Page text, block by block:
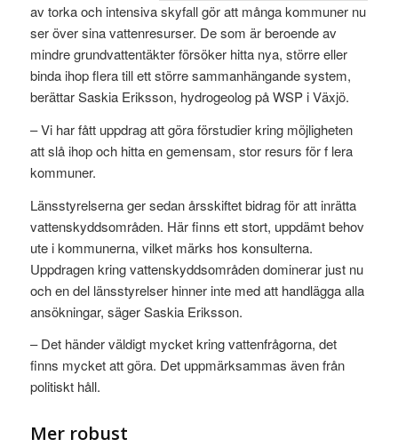
av torka och intensiva skyfall gör att många kommuner nu
ser över sina vattenresurser. De som är beroende av
mindre grundvattentäkter försöker hitta nya, större eller
binda ihop flera till ett större sammanhängande system,
berättar Saskia Eriksson, hydrogeolog på WSP i Växjö.
– Vi har fått uppdrag att göra förstudier kring möjligheten
att slå ihop och hitta en gemensam, stor resurs för f lera
kommuner.
Länsstyrelserna ger sedan årsskiftet bidrag för att inrätta
vattenskyddsområden. Här finns ett stort, uppdämt behov
ute i kommunerna, vilket märks hos konsulterna.
Uppdragen kring vattenskyddsområden dominerar just nu
och en del länsstyrelser hinner inte med att handlägga alla
ansökningar, säger Saskia Eriksson.
– Det händer väldigt mycket kring vattenfrågorna, det
finns mycket att göra. Det uppmärksammas även från
politiskt håll.
Mer robust